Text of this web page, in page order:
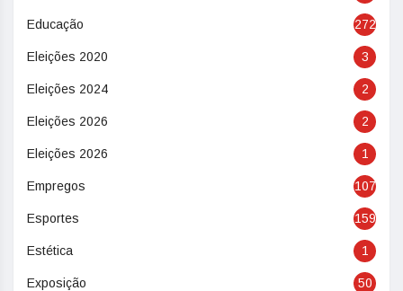
Educação 272
Eleições 2020 3
Eleições 2024 2
Eleições 2026 2
Eleições 2026 1
Empregos 107
Esportes 159
Estética 1
Exposição 50